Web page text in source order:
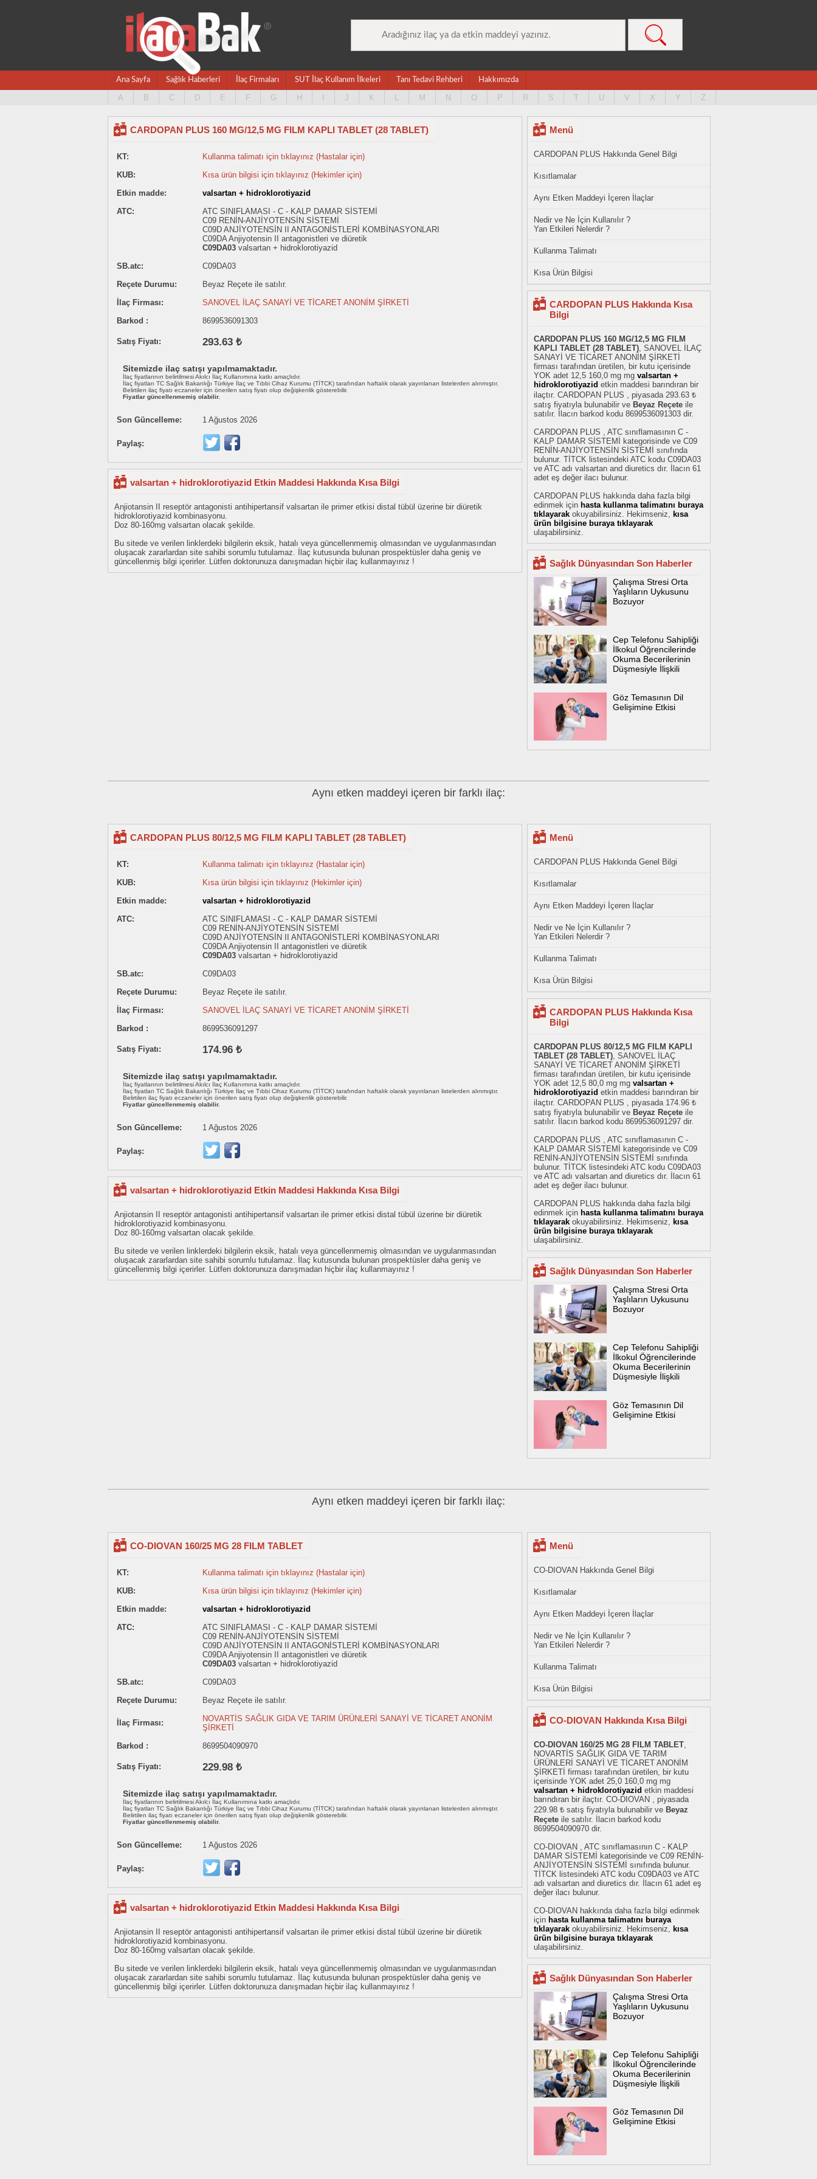
Ana Sayfa Sağlık Haberleri İlaç Firmaları SUT İlaç Kullanım İlkeleri Tanı Tedavi Rehberi Hakkımızda
A B C D E F G H J K L M N O P R S T U V X Y Z
CARDOPAN PLUS 160 MG/12,5 MG FILM KAPLI TABLET (28 TABLET)
KT:
Kullanma talimatı için tıklayınız (Hastalar için)
KUB:
Kısa ürün bilgisi için tıklayınız (Hekimler için)
Etkin madde:
valsartan + hidroklorotiyazid
ATC:
ATC SINIFLAMASI - C - KALP DAMAR SİSTEMİ
C09 RENİN-ANJİYOTENSİN SİSTEMİ
C09D ANJİYOTENSİN II ANTAGONİSTLERİ KOMBİNASYONLARI
C09DA Anjiyotensin II antagonistleri ve diüretik
C09DA03 valsartan + hidroklorotiyazid
SB.atc:
C09DA03
Reçete Durumu:
Beyaz Reçete ile satılır.
İlaç Firması:
SANOVEL İLAÇ SANAYİ VE TİCARET ANONİM ŞİRKETİ
Barkod :
8699536091303
Satış Fiyatı: 293.63 ₺
Sitemizde ilaç satışı yapılmamaktadır.
İlaç fiyatlarının belirtilmesi Akılcı İlaç Kullanımına katkı amaçlıdır.
İlaç fiyatları TC Sağlık Bakanlığı Türkiye İlaç ve Tıbbi Cihaz Kurumu (TİTCK) tarafından haftalık olarak yayınlanan listelerden alınmıştır.
Belirtilen ilaç fiyatı eczaneler için önerilen satış fiyatı olup değişkenlik gösterebilir.
Fiyatlar güncellenmemiş olabilir.
Son Güncelleme: 1 Ağustos 2026
Paylaş:
valsartan + hidroklorotiyazid Etkin Maddesi Hakkında Kısa Bilgi
Anjiotansin II reseptör antagonisti antihipertansif valsartan ile primer etkisi distal tübül üzerine bir diüretik
hidroklorotiyazid kombinasyonu.
Doz 80-160mg valsartan olacak şekilde.
Bu sitede ve verilen linklerdeki bilgilerin eksik, hatalı veya güncellenmemiş olmasından ve uygulanmasından
oluşacak zararlardan site sahibi sorumlu tutulamaz. İlaç kutusunda bulunan prospektüsler daha geniş ve
güncellenmiş bilgi içerirler. Lütfen doktorunuza danışmadan hiçbir ilaç kullanmayınız !
Menü
CARDOPAN PLUS Hakkında Genel Bilgi
Kısıtlamalar
Aynı Etken Maddeyi İçeren İlaçlar
Nedir ve Ne İçin Kullanılır ?
Yan Etkileri Nelerdir ?
Kullanma Talimatı
Kısa Ürün Bilgisi
CARDOPAN PLUS Hakkında Kısa
Bilgi
CARDOPAN PLUS 160 MG/12,5 MG FILM
KAPLI TABLET (28 TABLET), SANOVEL İLAÇ
SANAYİ VE TİCARET ANONİM ŞİRKETİ
firması tarafından üretilen, bir kutu içerisinde
YOK adet 12,5 160,0 mg mg valsartan +
hidroklorotiyazid etkin maddesi barındıran bir
ilaçtır. CARDOPAN PLUS , piyasada 293.63 ₺
satış fiyatıyla bulunabilir ve Beyaz Reçete ile
satılır. İlacın barkod kodu 8699536091303 dir.
CARDOPAN PLUS , ATC sınıflamasının C -
KALP DAMAR SİSTEMİ kategorisinde ve C09
RENİN-ANJİYOTENSİN SİSTEMİ sınıfında
bulunur. TİTCK listesindeki ATC kodu C09DA03
ve ATC adı valsartan and diuretics dır. İlacın 61
adet eş değer ilacı bulunur.
CARDOPAN PLUS hakkında daha fazla bilgi
edinmek için hasta kullanma talimatını buraya
tıklayarak okuyabilirsiniz. Hekimseniz, kısa
ürün bilgisine buraya tıklayarak
ulaşabilirsiniz.
Sağlık Dünyasından Son Haberler
Çalışma Stresi Orta
Yaşlıların Uykusunu
Bozuyor
Cep Telefonu Sahipliği
İlkokul Öğrencilerinde
Okuma Becerilerinin
Düşmesiyle İlişkili
Göz Temasının Dil
Gelişimine Etkisi
Aynı etken maddeyi içeren bir farklı ilaç:
CARDOPAN PLUS 80/12,5 MG FILM KAPLI TABLET (28 TABLET)
KT:
Kullanma talimatı için tıklayınız (Hastalar için)
KUB:
Kısa ürün bilgisi için tıklayınız (Hekimler için)
Etkin madde:
valsartan + hidroklorotiyazid
ATC:
ATC SINIFLAMASI - C - KALP DAMAR SİSTEMİ
C09 RENİN-ANJİYOTENSİN SİSTEMİ
C09D ANJİYOTENSİN II ANTAGONİSTLERİ KOMBİNASYONLARI
C09DA Anjiyotensin II antagonistleri ve diüretik
C09DA03 valsartan + hidroklorotiyazid
SB.atc:
C09DA03
Reçete Durumu:
Beyaz Reçete ile satılır.
İlaç Firması:
SANOVEL İLAÇ SANAYİ VE TİCARET ANONİM ŞİRKETİ
Barkod :
8699536091297
Satış Fiyatı: 174.96 ₺
Sitemizde ilaç satışı yapılmamaktadır.
İlaç fiyatlarının belirtilmesi Akılcı İlaç Kullanımına katkı amaçlıdır.
İlaç fiyatları TC Sağlık Bakanlığı Türkiye İlaç ve Tıbbi Cihaz Kurumu (TİTCK) tarafından haftalık olarak yayınlanan listelerden alınmıştır.
Belirtilen ilaç fiyatı eczaneler için önerilen satış fiyatı olup değişkenlik gösterebilir.
Fiyatlar güncellenmemiş olabilir.
Son Güncelleme: 1 Ağustos 2026
Paylaş:
valsartan + hidroklorotiyazid Etkin Maddesi Hakkında Kısa Bilgi
Anjiotansin II reseptör antagonisti antihipertansif valsartan ile primer etkisi distal tübül üzerine bir diüretik
hidroklorotiyazid kombinasyonu.
Doz 80-160mg valsartan olacak şekilde.
Bu sitede ve verilen linklerdeki bilgilerin eksik, hatalı veya güncellenmemiş olmasından ve uygulanmasından
oluşacak zararlardan site sahibi sorumlu tutulamaz. İlaç kutusunda bulunan prospektüsler daha geniş ve
güncellenmiş bilgi içerirler. Lütfen doktorunuza danışmadan hiçbir ilaç kullanmayınız !
Menü
CARDOPAN PLUS Hakkında Genel Bilgi
Kısıtlamalar
Aynı Etken Maddeyi İçeren İlaçlar
Nedir ve Ne İçin Kullanılır ?
Yan Etkileri Nelerdir ?
Kullanma Talimatı
Kısa Ürün Bilgisi
CARDOPAN PLUS Hakkında Kısa
Bilgi
CARDOPAN PLUS 80/12,5 MG FILM KAPLI
TABLET (28 TABLET), SANOVEL İLAÇ
SANAYİ VE TİCARET ANONİM ŞİRKETİ
firması tarafından üretilen, bir kutu içerisinde
YOK adet 12,5 80,0 mg mg valsartan +
hidroklorotiyazid etkin maddesi barındıran bir
ilaçtır. CARDOPAN PLUS , piyasada 174.96 ₺
satış fiyatıyla bulunabilir ve Beyaz Reçete ile
satılır. İlacın barkod kodu 8699536091297 dir.
CARDOPAN PLUS , ATC sınıflamasının C -
KALP DAMAR SİSTEMİ kategorisinde ve C09
RENİN-ANJİYOTENSİN SİSTEMİ sınıfında
bulunur. TİTCK listesindeki ATC kodu C09DA03
ve ATC adı valsartan and diuretics dır. İlacın 61
adet eş değer ilacı bulunur.
CARDOPAN PLUS hakkında daha fazla bilgi
edinmek için hasta kullanma talimatını buraya
tıklayarak okuyabilirsiniz. Hekimseniz, kısa
ürün bilgisine buraya tıklayarak
ulaşabilirsiniz.
Sağlık Dünyasından Son Haberler
Çalışma Stresi Orta
Yaşlıların Uykusunu
Bozuyor
Cep Telefonu Sahipliği
İlkokul Öğrencilerinde
Okuma Becerilerinin
Düşmesiyle İlişkili
Göz Temasının Dil
Gelişimine Etkisi
Aynı etken maddeyi içeren bir farklı ilaç:
CO-DIOVAN 160/25 MG 28 FILM TABLET
KT:
Kullanma talimatı için tıklayınız (Hastalar için)
KUB:
Kısa ürün bilgisi için tıklayınız (Hekimler için)
Etkin madde:
valsartan + hidroklorotiyazid
ATC:
ATC SINIFLAMASI - C - KALP DAMAR SİSTEMİ
C09 RENİN-ANJİYOTENSİN SİSTEMİ
C09D ANJİYOTENSİN II ANTAGONİSTLERİ KOMBİNASYONLARI
C09DA Anjiyotensin II antagonistleri ve diüretik
C09DA03 valsartan + hidroklorotiyazid
SB.atc:
C09DA03
Reçete Durumu:
Beyaz Reçete ile satılır.
İlaç Firması:
NOVARTİS SAĞLIK GIDA VE TARIM ÜRÜNLERİ SANAYİ VE TİCARET ANONİM
ŞİRKETİ
Barkod :
8699504090970
Satış Fiyatı: 229.98 ₺
Sitemizde ilaç satışı yapılmamaktadır.
İlaç fiyatlarının belirtilmesi Akılcı İlaç Kullanımına katkı amaçlıdır.
İlaç fiyatları TC Sağlık Bakanlığı Türkiye İlaç ve Tıbbi Cihaz Kurumu (TİTCK) tarafından haftalık olarak yayınlanan listelerden alınmıştır.
Belirtilen ilaç fiyatı eczaneler için önerilen satış fiyatı olup değişkenlik gösterebilir.
Fiyatlar güncellenmemiş olabilir.
Son Güncelleme: 1 Ağustos 2026
Paylaş:
valsartan + hidroklorotiyazid Etkin Maddesi Hakkında Kısa Bilgi
Anjiotansin II reseptör antagonisti antihipertansif valsartan ile primer etkisi distal tübül üzerine bir diüretik
hidroklorotiyazid kombinasyonu.
Doz 80-160mg valsartan olacak şekilde.
Bu sitede ve verilen linklerdeki bilgilerin eksik, hatalı veya güncellenmemiş olmasından ve uygulanmasından
oluşacak zararlardan site sahibi sorumlu tutulamaz. İlaç kutusunda bulunan prospektüsler daha geniş ve
güncellenmiş bilgi içerirler. Lütfen doktorunuza danışmadan hiçbir ilaç kullanmayınız !
Menü
CO-DIOVAN Hakkında Genel Bilgi
Kısıtlamalar
Aynı Etken Maddeyi İçeren İlaçlar
Nedir ve Ne İçin Kullanılır ?
Yan Etkileri Nelerdir ?
Kullanma Talimatı
Kısa Ürün Bilgisi
CO-DIOVAN Hakkında Kısa Bilgi
CO-DIOVAN 160/25 MG 28 FILM TABLET
NOVARTİS SAĞLIK GIDA VE TARIM
ÜRÜNLERİ SANAYİ VE TİCARET ANONİM
ŞİRKETİ firması tarafından üretilen, bir kutu
içerisinde YOK adet 25,0 160,0 mg mg
valsartan + hidroklorotiyazid etkin maddesi
barındıran bir ilaçtır. CO-DIOVAN , piyasada
229.98 ₺ satış fiyatıyla bulunabilir ve Beyaz
Reçete ile satılır. İlacın barkod kodu
8699504090970 dir.
CO-DIOVAN , ATC sınıflamasının C - KALP
DAMAR SİSTEMİ kategorisinde ve C09 RENİN-
ANJİYOTENSİN SİSTEMİ sınıfında bulunur.
TİTCK listesindeki ATC kodu C09DA03 ve ATC
adı valsartan and diuretics dır. İlacın 61 adet eş
değer ilacı bulunur.
CO-DIOVAN hakkında daha fazla bilgi edinmek
için hasta kullanma talimatını buraya
tıklayarak okuyabilirsiniz. Hekimseniz,
kısa
ürün bilgisine buraya tıklayarak
ulaşabilirsiniz.
Sağlık Dünyasından Son Haberler
Çalışma Stresi Orta
Yaşlıların Uykusunu
Bozuyor
Cep Telefonu Sahipliği
İlkokul Öğrencilerinde
Okuma Becerilerinin
Düşmesiyle İlişkili
Göz Temasının Dil
Gelişimine Etkisi